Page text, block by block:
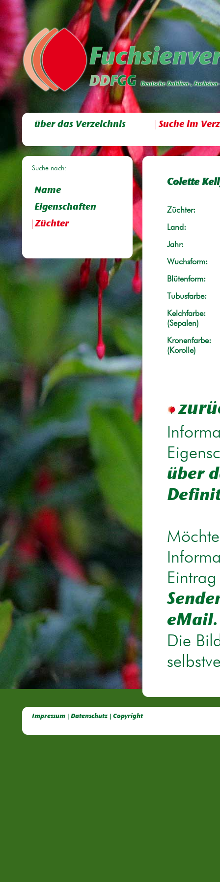
über das Verzeichnis Suche im
Suche nach:
Name
Eigenschaften
Züchter
Colette
Züchter:
Land:
Jahr:
Wuchsform:
Blütenform:
Tubusfarbe:
Kelchfarbe:
(Sepalen)
Kronenfarbe:
(Korolle)
über
eMail.
Die
Impressum | Datenschutz | Copyright